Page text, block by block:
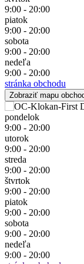
9:00 - 20:00
piatok
9:00 - 20:00
sobota
9:00 - 20:00
nedeľa
9:00 - 20:00
stránka obchodu
Zobraziť mapu
pondelok
9:00 - 20:00
utorok
9:00 - 20:00
streda
9:00 - 20:00
štvrtok
9:00 - 20:00
piatok
9:00 - 20:00
sobota
9:00 - 20:00
nedeľa
9:00 - 20:00